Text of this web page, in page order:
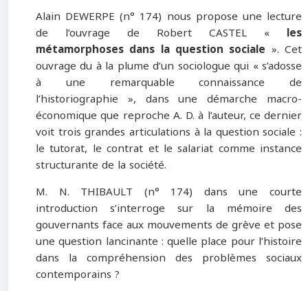
Alain DEWERPE (n° 174) nous propose une lecture
de l’ouvrage de Robert CASTEL « les
métamorphoses dans la question sociale ». Cet
ouvrage du à la plume d’un sociologue qui « s’adosse
à une remarquable connaissance de
l’historiographie », dans une démarche macro-
économique que reproche A. D. à l’auteur, ce dernier
voit trois grandes articulations à la question sociale :
le tutorat, le contrat et le salariat comme instance
structurante de la société.
M. N. THIBAULT (n° 174) dans une courte
introduction s’interroge sur la mémoire des
gouvernants face aux mouvements de grève et pose
une question lancinante : quelle place pour l’histoire
dans la compréhension des problèmes sociaux
contemporains ?